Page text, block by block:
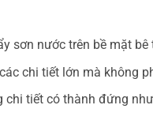
sơn nước trên bề mặt
chi tiết lớn mà không
chi tiết có thành đứng